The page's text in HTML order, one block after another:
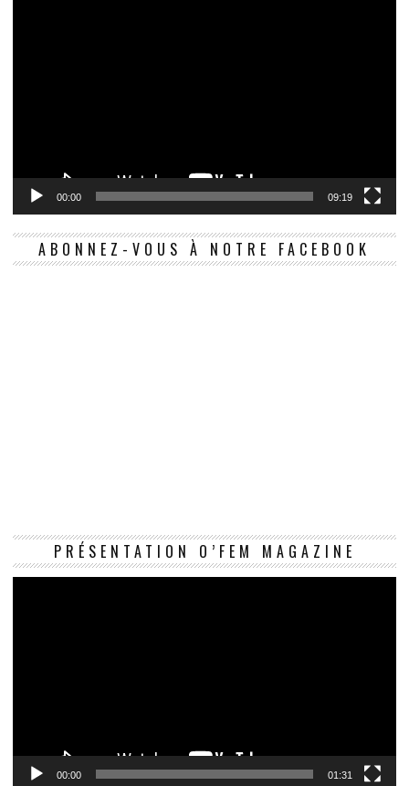
00:00 09:19
ABONNEZ-VOUS À NOTRE FACEBOOK
PRÉSENTATION O’FEM MAGAZINE
00:00 01:31